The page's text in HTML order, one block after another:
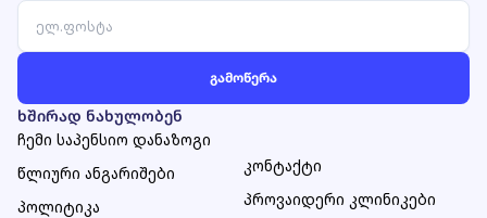
ხშირად ნახულობენ
ჩემი საპენსიო დანაზოგი
წლიური ანგარიშები
პოლიტიკა
კონტაქტი
პროვაიდერი კლინიკები